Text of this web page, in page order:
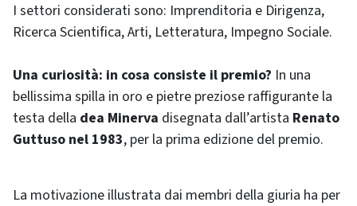
I settori considerati sono: Imprenditoria e Dirigenza,
Ricerca Scientifica, Arti, Letteratura, Impegno Sociale.
Una curiosità: in cosa consiste il premio? In una
bellissima spilla in oro e pietre preziose raffigurante la
testa della dea Minerva disegnata dall’artista Renato
Guttuso nel 1983, per la prima edizione del premio.
La motivazione illustrata dai membri della giuria ha per